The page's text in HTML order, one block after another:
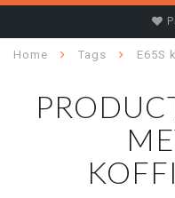
Home Tags E65S